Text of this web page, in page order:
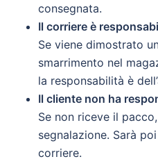
consegnata.
Il corriere è
Se viene dimostrato
smarrimento nel
la responsabilità è
Il cliente non ha
Se non riceve il
segnalazione. Sarà
corriere.